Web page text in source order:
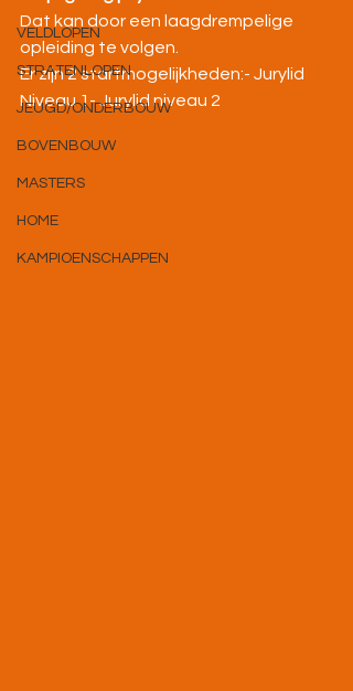
VELDLOPEN
STRATENLOPEN
JEUGD/ONDERBOUW
BOVENBOUW
MASTERS
HOME
KAMPIOENSCHAPPEN
Dat kan door een laagdrempelige
opleiding te volgen.
Er zijn 2 startmogelijkheden:- Jurylid
Niveau 1- Jurylid niveau 2